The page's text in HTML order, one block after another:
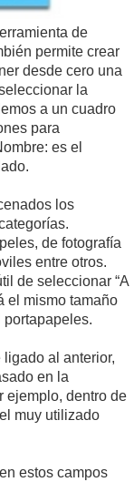
de
permite crear
desde cero una
la
a un cuadro
para
es el
los
de fotografía
entre otros.
de seleccionar “A
el mismo tamaño
al anterior,
en la
ejemplo, dentro de
muy utilizado
estos campos